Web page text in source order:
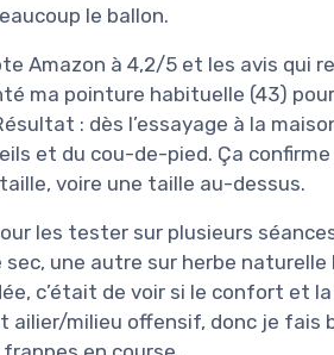
le ballon.
Amazon à 4,2/5 et les avis qui
ma pointure habituelle (43)
: dès l’essayage à la
et du cou-de-pied. Ça confirme
voire une taille au-dessus.
les tester sur plusieurs
une autre sur herbe
c’était de voir si le confort et
milieu offensif, donc je fais